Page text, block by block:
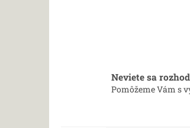
Neviete sa
Pomôžeme Vám s